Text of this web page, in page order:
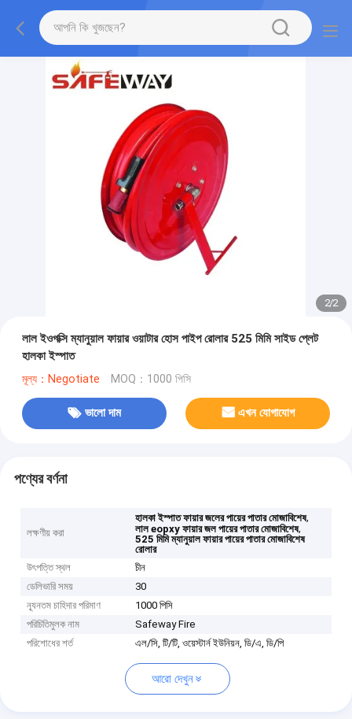
2/2
লাল ইওপক্সি ম্যানুয়াল ফায়ার ওয়াটার হোস পাইপ রোলার 525 মিমি সাইড প্লেট
হালকা ইস্পাত
মূল্য：Negotiate MOQ：1000 পিসি
ভালো দাম এখন যোগাযোগ
পণ্যের বর্ণনা
লক্ষণীয় করা
হালকা ইস্পাত ফায়ার জলের পায়ের পাতার মোজাবিশেষ,
লাল eopxy ফায়ার জল পায়ের পাতার মোজাবিশেষ,
525 মিমি ম্যানুয়াল ফায়ার পায়ের পাতার মোজাবিশেষ
রোলার
উৎপত্তি স্থল
চীন
ডেলিভারি সময়
30
ন্যূনতম চাহিদার পরিমাণ
1000 পিসি
পরিচিতিমুলক নাম
Safeway Fire
পরিশোধের শর্ত
এল/সি, টি/টি, ওয়েস্টার্ন ইউনিয়ন, ডি/এ, ডি/পি
আরো দেখুন